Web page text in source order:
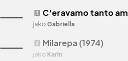
theaters C'eravamo tanto
jako Gabriella
theaters Milarepa (1974)
jako Karin